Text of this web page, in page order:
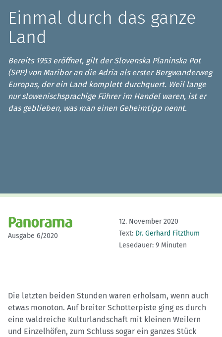
Einmal durch das ganze
Land
Bereits 1953 eröffnet, gilt der Slovenska Planinska Pot
(SPP) von Maribor an die Adria als erster Bergwanderweg
Europas, der ein Land komplett durchquert. Weil lange
nur slowenischsprachige Führer im Handel waren, ist er
das geblieben, was man einen Geheimtipp nennt.
Ausgabe 6/2020
12. November 2020
Text: Dr. Gerhard Fitzthum
Lesedauer: 9 Minuten
Die letzten beiden Stunden waren erholsam, wenn auch
etwas monoton. Auf breiter Schotterpiste ging es durch
eine waldreiche Kulturlandschaft mit kleinen Weilern
und Einzelhöfen, zum Schluss sogar ein ganzes Stück